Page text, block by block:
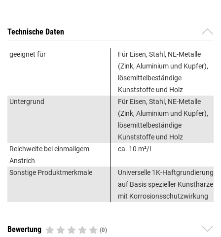
Technische Daten
geeignet für
Für Eisen, Stahl, NE-Metalle
(Zink, Aluminium und Kupfer),
lösemittelbeständige
Kunststoffe und Holz
Untergrund
Für Eisen, Stahl, NE-Metalle
(Zink, Aluminium und Kupfer),
lösemittelbeständige
Kunststoffe und Holz
Reichweite bei einmaligem
Anstrich
ca. 10 m²/l
Sonstige Produktmerkmale
Universelle 1K-Haftgrundierung
auf Basis spezieller Kunstharze
mit Korrosionsschutzwirkung
Bewertung (0)